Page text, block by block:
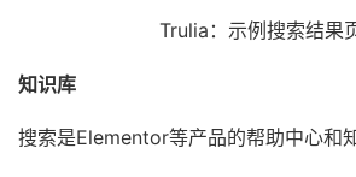
Trulia：示例搜索结果
知识库
搜索是Elementor等产品的帮助中心和